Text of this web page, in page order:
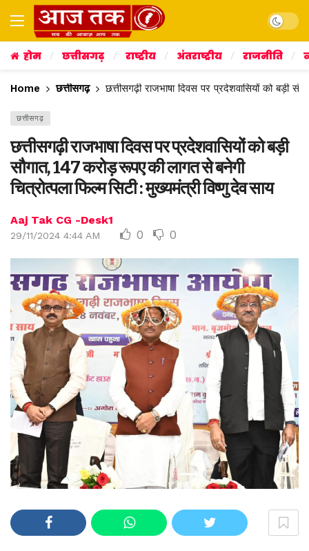
Dark
होम छत्तीसगढ़ राष्ट्रीय अंतराष्ट्रीय राजनीति
Home छत्तीसगढ़ छत्तीसगढ़ी राजभाषा दिवस पर प्रदेशवासियों को बड़ी
छत्तीसगढ़
छत्तीसगढ़ी राजभाषा दिवस पर प्रदेशवासियों को बड़ी
सौगात, 147 करोड़ रूपए की लागत से बनेगी
चित्रोत्पला फिल्म सिटी : मुख्यमंत्री विष्णु देव साय
Aaj Tak CG -Desk1
29/11/2024 4:44 AM 0 0